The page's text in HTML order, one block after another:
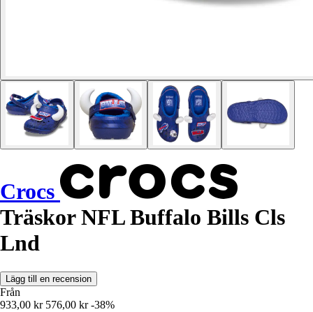
Crocs
Träskor NFL Buffalo Bills Cls
Lnd
Lägg till en recension
Från
933,00 kr 576,00 kr -38%